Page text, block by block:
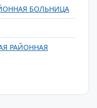
БОЛЬНИЦА
РАЙОННАЯ